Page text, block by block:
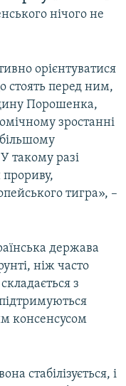
нічого не
орієнтуватися
стоять перед ним,
Порошенка,
зростанні
такому разі
прориву,
тигра», –
держава
ніж часто
з
консенсусом
стабілізується, і